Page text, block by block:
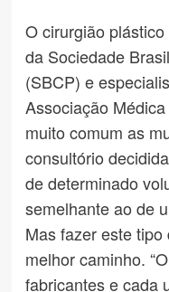
O cirurgião
da Sociedade
(SBCP) e
Associação
muito comum as
consultório
de determinado
semelhante ao de
Mas fazer este
melhor caminho.
fabricantes e cada